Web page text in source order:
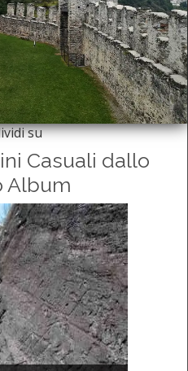
su
Casuali dallo
Album